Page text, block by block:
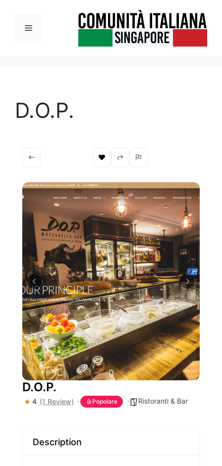
contenutoMenu
D.O.P.
D.O.P.
4 (1 Review) Popolare Ristoranti & Bar
Description